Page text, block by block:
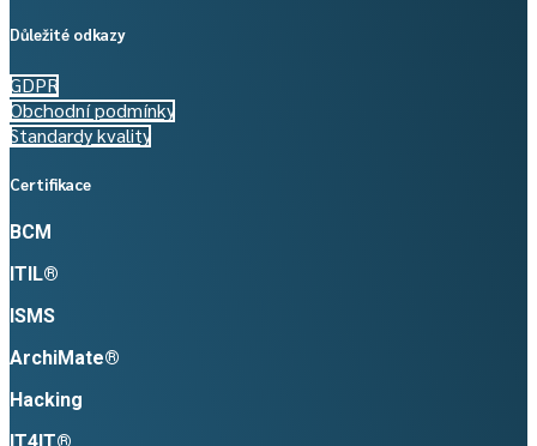
Důležité odkazy
GDPR
Obchodní podmínky
Standardy kvality
Certifikace
BCM
ITIL®
ISMS
ArchiMate®
Hacking